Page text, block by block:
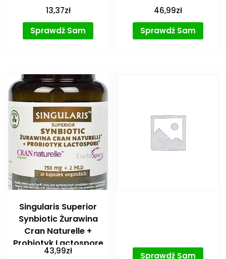
13,37zł
Sprawdź Sam
46,99zł
Sprawdź Sam
Singularis Superior
Synbiotic Żurawina
Cran Naturelle +
Probiotyk Lactospore
30 kaps
43,99zł Sprawdź Sam